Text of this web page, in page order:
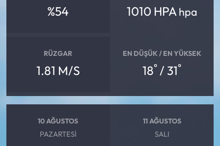
%54 1010 HPA hpa
RÜZGAR
1.81 M/S
EN DÜŞÜK / EN YÜKSEK
18° / 31°
10 AĞUSTOS
PAZARTESI
11 AĞUSTOS
SALI